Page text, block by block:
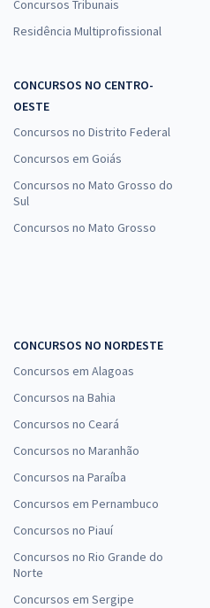
Concursos Tribunais
Residência Multiprofissional
CONCURSOS NO CENTRO-
OESTE
Concursos no Distrito Federal
Concursos em Goiás
Concursos no Mato Grosso do
Sul
Concursos no Mato Grosso
CONCURSOS NO NORDESTE
Concursos em Alagoas
Concursos na Bahia
Concursos no Ceará
Concursos no Maranhão
Concursos na Paraíba
Concursos em Pernambuco
Concursos no Piauí
Concursos no Rio Grande do
Norte
Concursos em Sergipe